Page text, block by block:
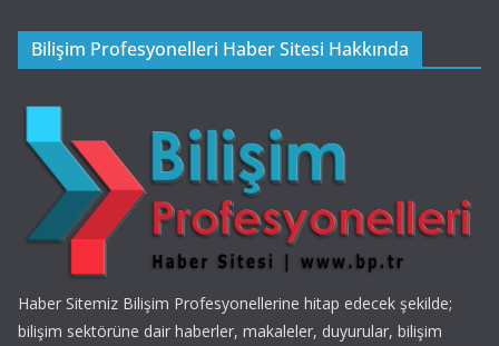
Bilişim Profesyonelleri Haber Sitesi Hakkında
Haber Sitemiz Bilişim Profesyonellerine hitap edecek şekilde;
bilişim sektörüne dair haberler, makaleler, duyurular, bilişim